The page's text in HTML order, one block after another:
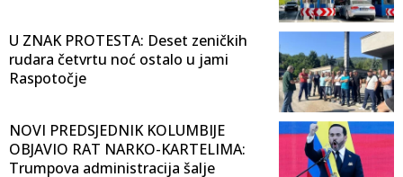
U ZNAK PROTESTA: Deset zeničkih
rudara četvrtu noć ostalo u jami
Raspotočje
NOVI PREDSJEDNIK KOLUMBIJE
OBJAVIO RAT NARKO-KARTELIMA:
Trumpova administracija šalje